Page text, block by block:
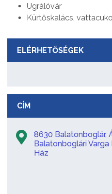
Ugrálóvár
Kürtőskalács,
ELÉRHETŐSÉGEK
CÍM
8630 Balatonboglár,
Balatonboglári
Ház